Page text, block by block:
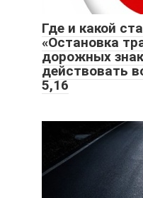
Где и какой
«Остановка
дорожных
действовать
5,16